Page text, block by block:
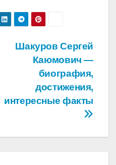
Шакуров Сергей
Каюмович —
биография,
достижения,
интересные факты